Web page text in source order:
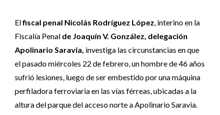
Elfiscal penal Nicolás Rodríguez López, interino en la
Fiscalía Penal de Joaquín V. González, delegación
Apolinario Saravia, investiga las circunstancias en que
el pasado miércoles 22 de febrero, un hombre de 46 años
sufrió lesiones, luego de ser embestido por una máquina
perfiladora ferroviaria en las vías férreas, ubicadas a la
altura del parque del acceso norte a Apolinario Saravia.